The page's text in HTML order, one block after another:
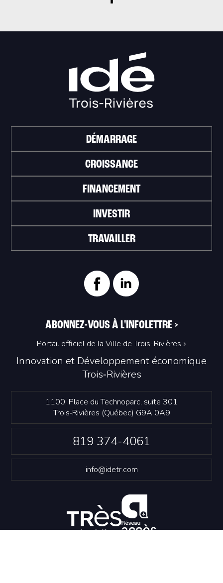
Innovation et Développement économique
Trois‑Rivières
1100, Place du Technoparc, suite 301
Trois‑Rivières (Québec) G9A 0A9
819 374-4061
info@idetr.com
DÉMARRAGE
CROISSANCE
FINANCEMENT
INVESTIR
TRAVAILLER
ABONNEZ-VOUS À L'INFOLETTRE >
Portail officiel de la Ville de Trois-Rivières